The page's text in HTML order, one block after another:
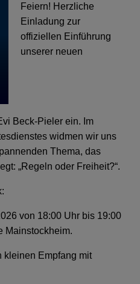
Feiern! Herzliche
Einladung zur
offiziellen Einführung
unserer neuen
Beck-Pieler ein. Im
widmen wir uns
Thema, das
„Regeln oder Freiheit?“.
von 18:00 Uhr bis 19:00
Mainstockheim.
kleinen Empfang mit